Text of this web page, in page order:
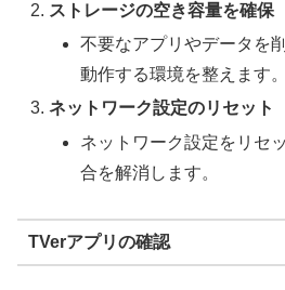
ストレージの空き容量を確保
不要なアプリやデータを
動作する環境を整えます。
ネットワーク設定のリセット
ネットワーク設定をリセ
合を解消します。
TVerアプリの確認